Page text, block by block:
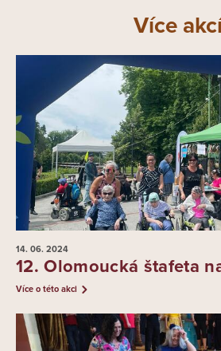
Více
14. 06. 2024
12. Olomoucká štafeta
Více o této akci